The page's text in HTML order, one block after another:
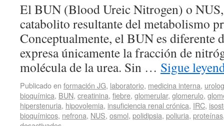
El BUN (Blood Ureic Nitrogen) o NUS,
catabolito resultante del metabolismo
Conceptualmente, el BUN es diferente
expresa únicamente la fracción de
molécula de la urea. Sin … Sigue
Publicado en formación JG, laboratorio, medicina interna,
bioquímica, BUN, creatinina, fiebre, glomerular, glomerulo,
hiperstenuria, hipovolemia, insuficiencia renal crónica, IRC,
bioquímicos, nefrona, NUS, osmol, polidipsia, poliuria, proteínas